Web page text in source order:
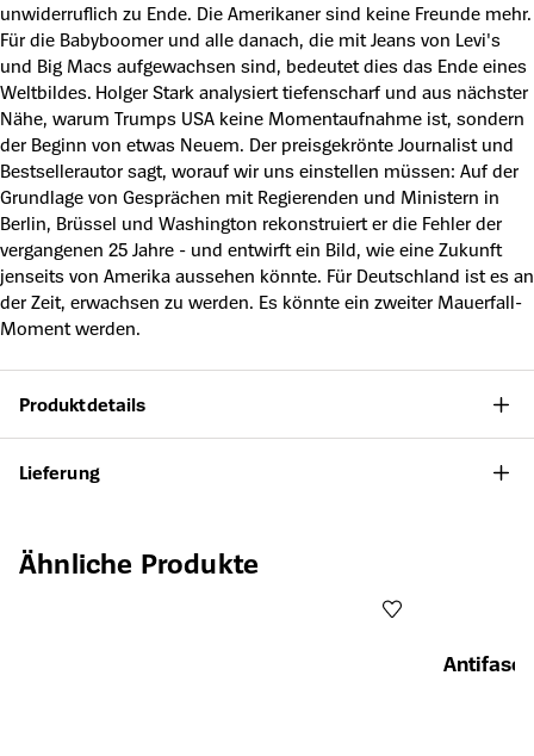
unwiderruflich zu Ende. Die Amerikaner sind keine Freunde mehr.
Für die Babyboomer und alle danach, die mit Jeans von Levi's
und Big Macs aufgewachsen sind, bedeutet dies das Ende eines
Weltbildes. Holger Stark analysiert tiefenscharf und aus nächster
Nähe, warum Trumps USA keine Momentaufnahme ist, sondern
der Beginn von etwas Neuem. Der preisgekrönte Journalist und
Bestsellerautor sagt, worauf wir uns einstellen müssen: Auf der
Grundlage von Gesprächen mit Regierenden und Ministern in
Berlin, Brüssel und Washington rekonstruiert er die Fehler der
vergangenen 25 Jahre - und entwirft ein Bild, wie eine Zukunft
jenseits von Amerika aussehen könnte. Für Deutschland ist es an
der Zeit, erwachsen zu werden. Es könnte ein zweiter Mauerfall-
Moment werden.
Produktdetails
Lieferung
Produktgalerie überspringen
Ähnliche Produkte